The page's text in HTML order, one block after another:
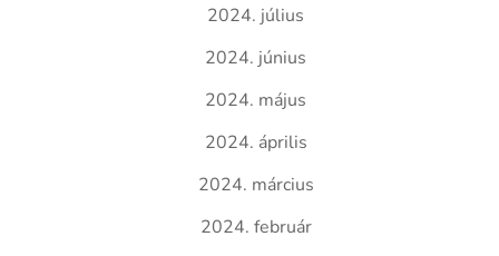
2024. július
2024. június
2024. május
2024. április
2024. március
2024. február